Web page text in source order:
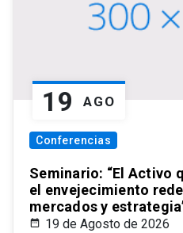
19 AGO
Conferencias
Seminario: “El Activo
el envejecimiento
mercados y
19 de Agosto de 2026